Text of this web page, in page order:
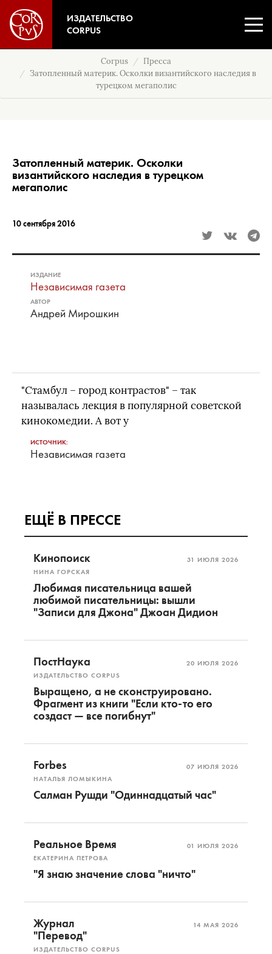
ИЗДАТЕЛЬСТВО
CORPUS
Corpus
Пресса
Затопленный материк. Осколки византийского наследия в
турецком мегаполис
Затопленный материк. Осколки
византийского наследия в турецком
мегаполис
10 сентября 2016
ИЗДАНИЕ
Независимая газета
АВТОР
Андрей Мирошкин
"Стамбул – город контрастов" – так
называлась лекция в популярной советской
кинокомедии. А вот у
ИСТОЧНИК:
Независимая газета
ЕЩЁ В ПРЕССЕ
Кинопоиск
НИНА ГОРСКАЯ
31 ИЮЛЯ 2026
Любимая писательница вашей
любимой писательницы: вышли
"Записи для Джона" Джоан Дидион
ПостНаука
ИЗДАТЕЛЬСТВО CORPUS
20 ИЮЛЯ 2026
Выращено, а не сконструировано.
Фрагмент из книги "Если кто-то его
создаст — все погибнут"
Forbes
НАТАЛЬЯ ЛОМЫКИНА
07 ИЮЛЯ 2026
Салман Рушди "Одиннадцатый час"
Реальное Время
ЕКАТЕРИНА ПЕТРОВА
01 ИЮЛЯ 2026
"Я знаю значение слова "ничто"
Журнал
"Перевод"
ИЗДАТЕЛЬСТВО CORPUS
14 МАЯ 2026